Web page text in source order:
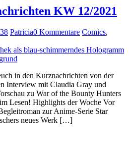
KW 12/2021
Patricia0 Kommentare Comics,
in den Kurznachrichten von der
Interview mit Claudia Gray und
zu War of the Bounty Hunters
Lesen! Highlights der Woche Vor
zur Anime-Serie Star
neues Werk […]